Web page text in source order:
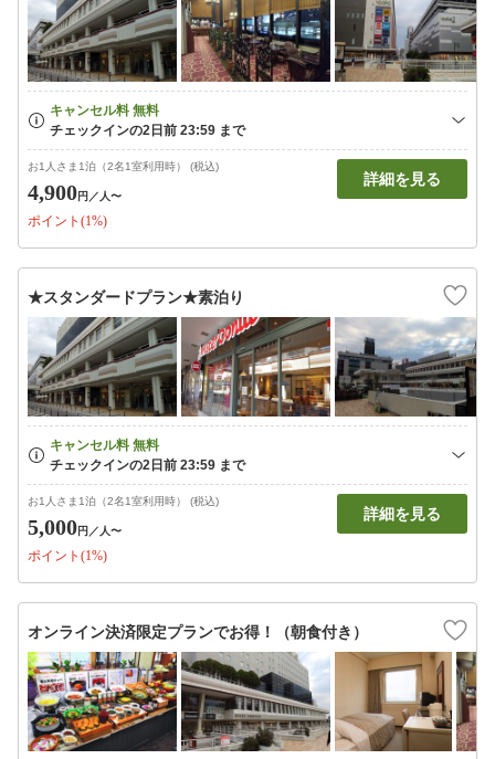
お1人さま1泊（2名1室利用時） (税込)
4,900円 ／人〜
ポイント(1%)
詳細を見る
★スタンダードプラン★素泊り
お1人さま1泊（2名1室利用時） (税込)
5,000円 ／人〜
ポイント(1%)
詳細を見る
オンライン決済限定プランでお得！（朝食付き）